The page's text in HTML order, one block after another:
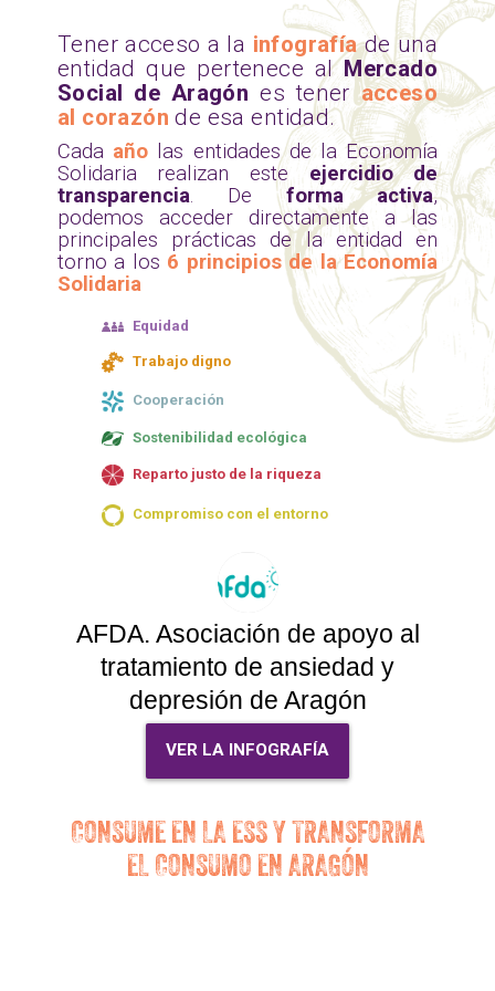
Tener acceso a la infografíade una
entidad que pertenece alMercado
Social de Aragón es teneracceso
al corazón de esa entidad.
Cada año las entidades de la Economía
Solidaria realizan esteejercidio de
transparencia. Deforma activa,
podemos acceder directamente a las
principales prácticas de la entidad en
torno a los 6 principios de la Economía
Solidaria
Equidad
Trabajo digno
Cooperación
Sostenibilidad ecológica
Reparto justo de la riqueza
Compromiso con el entorno
AFDA. Asociación de apoyo al
tratamiento de ansiedad y
depresión de Aragón
VER LA INFOGRAFÍA
CONSUME EN LA ESS Y TRANSFORMA
EL CONSUMO EN ARAGÓN